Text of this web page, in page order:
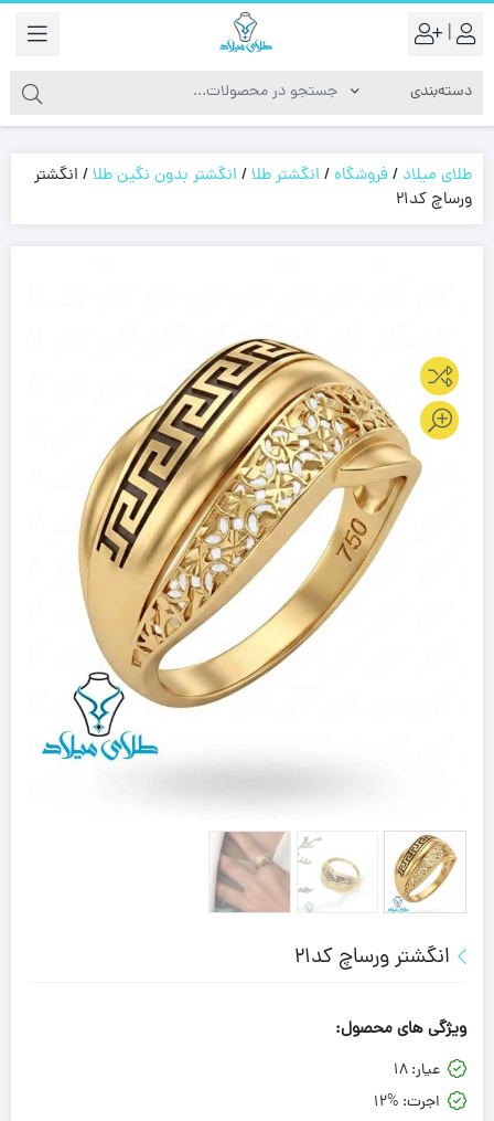
|
طلای میلاد /فروشگاه/ انگشتر طلا/ انگشتر بدون نگین طلا/ انگشتر
ورساچ کد21
انگشتر ورساچ کد21
ویژگی های محصول:
عیار:18
اجرت: 12%